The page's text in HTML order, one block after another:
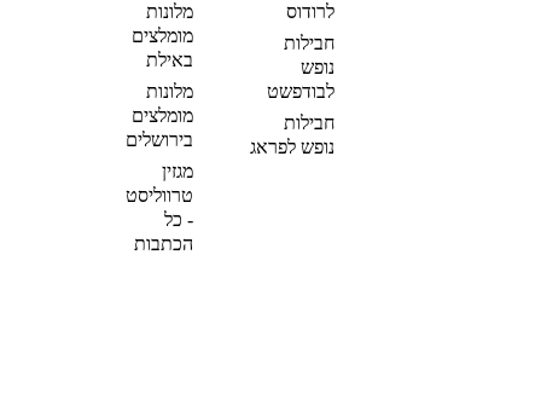
לרודוס
חבילות
נופש
לבודפשט
חבילות
נופש לפראג
מלונות
מומלצים
באילת
מלונות
מומלצים
בירושלים
מגזין
טרווליסט
- כל
הכתבות